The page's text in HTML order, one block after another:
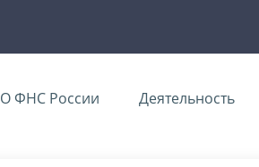
О ФНС России Деятельность